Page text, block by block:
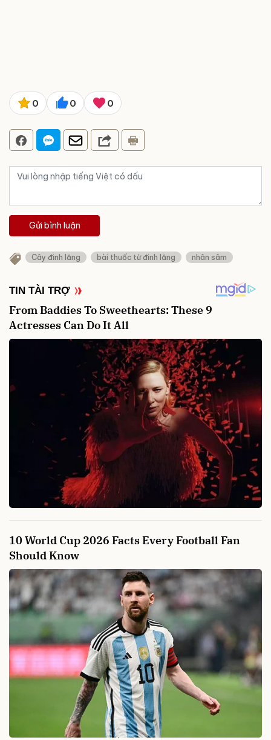
0 0 0
Gửi bình luận
Cây đinh lăng bài thuốc từ đinh lăng nhân sâm